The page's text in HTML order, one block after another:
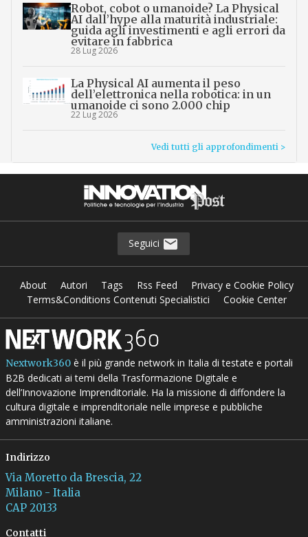
Robot, cobot o umanoide? La Physical
AI dall’hype alla maturità industriale:
guida agli investimenti e agli errori da
evitare in fabbrica
28 Lug 2026
La Physical AI aumenta il peso
dell’elettronica nella robotica: in un
umanoide ci sono 2.000 chip
22 Lug 2026
Vedi tutti gli approfondimenti >
Seguici
About Autori Tags Rss Feed
Privacy e Cookie Policy
Terms&Conditions Contenuti Specialistici
Cookie Center
Nextwork360è il più grande network in Italia di testate e portali
B2B dedicati ai temi della Trasformazione Digitale e
dell’Innovazione Imprenditoriale. Ha la missione di diffondere la
cultura digitale e imprenditoriale nelle imprese e pubbliche
amministrazioni italiane.
Indirizzo
Via Moretto da Brescia, 22
Milano - Italia
CAP 20133
Contatti